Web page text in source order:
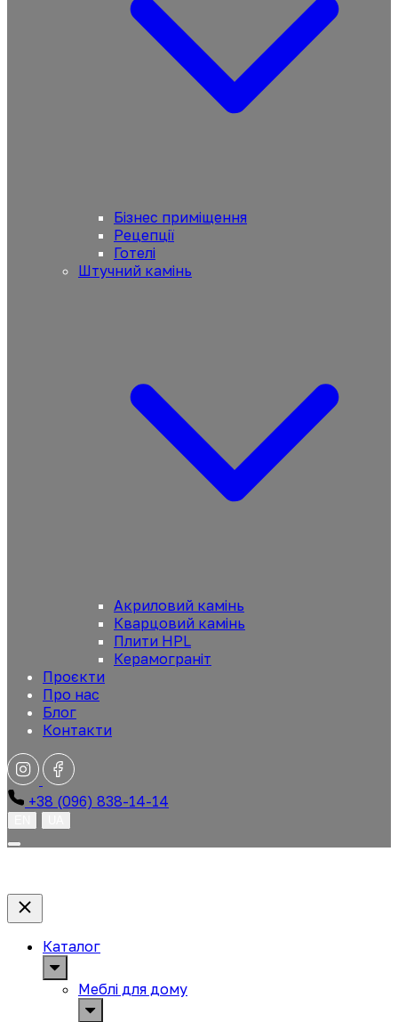
Бізнес приміщення
Рецепції
Готелі
Штучний камінь
Акриловий камінь
Кварцовий камінь
Плити HPL
Керамограніт
Проєкти
Про нас
Блог
Контакти
+38 (096) 838-14-14
Каталог
Меблі для дому